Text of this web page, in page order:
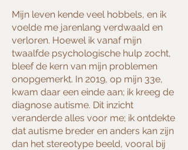
Mijn leven kende veel hobbels, en ik
voelde me jarenlang verdwaald en
verloren. Hoewel ik vanaf mijn
twaalfde psychologische hulp zocht,
bleef de kern van mijn problemen
onopgemerkt. In 2019, op mijn 33e,
kwam daar een einde aan; ik kreeg de
diagnose autisme. Dit inzicht
veranderde alles voor me; ik ontdekte
dat autisme breder en anders kan zijn
dan het stereotype beeld, vooral bij